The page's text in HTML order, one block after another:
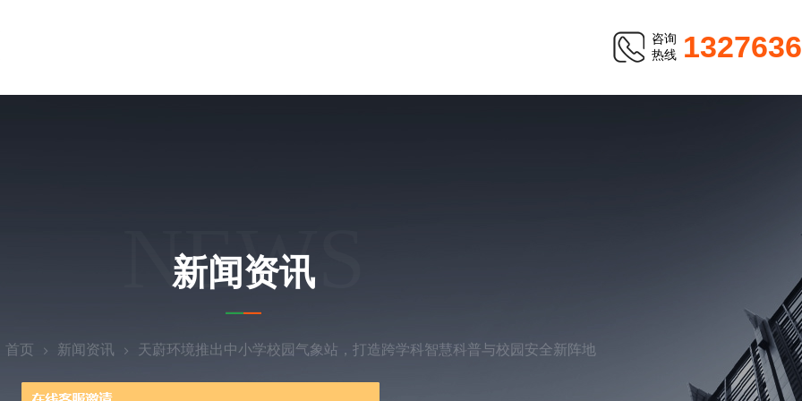
咨询
热线
NEWS
新闻资讯
首页 新闻资讯 天蔚环境推出中小学校园气象站，打造跨学科智慧科普与校园安全新阵地